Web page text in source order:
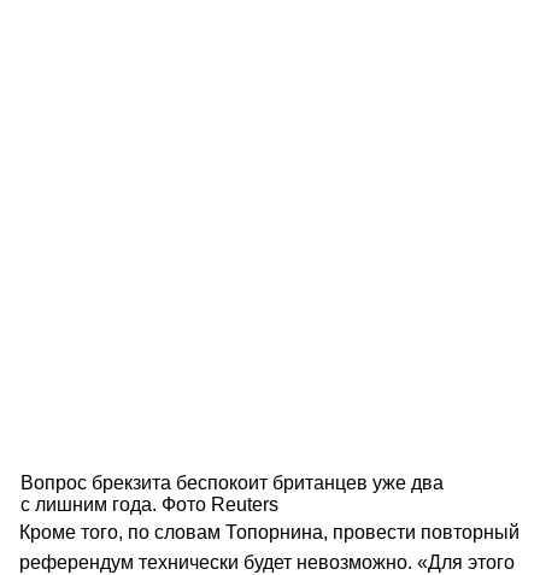
Вопрос брекзита беспокоит британцев уже два
с лишним года. Фото Reuters
Кроме того, по словам Топорнина, провести повторный
референдум технически будет невозможно. «Для этого